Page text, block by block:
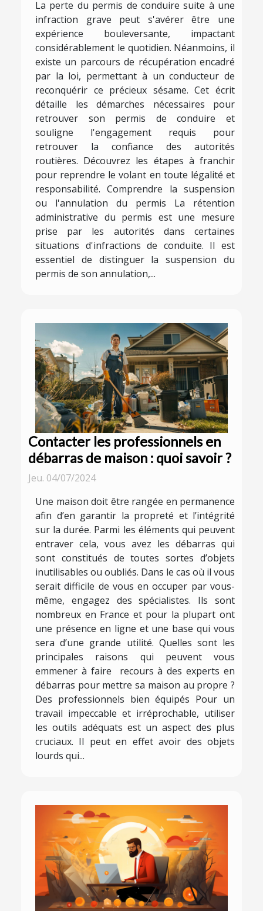
La perte du permis de conduire suite à une
infraction grave peut s'avérer être une
expérience bouleversante, impactant
considérablement le quotidien. Néanmoins, il
existe un parcours de récupération encadré
par la loi, permettant à un conducteur de
reconquérir ce précieux sésame. Cet écrit
détaille les démarches nécessaires pour
retrouver son permis de conduire et
souligne l'engagement requis pour
retrouver la confiance des autorités
routières. Découvrez les étapes à franchir
pour reprendre le volant en toute légalité et
responsabilité. Comprendre la suspension
ou l'annulation du permis La rétention
administrative du permis est une mesure
prise par les autorités dans certaines
situations d'infractions de conduite. Il est
essentiel de distinguer la suspension du
permis de son annulation,...
Contacter les professionnels en
débarras de maison : quoi savoir ?
Jeu. 04/07/2024
Une maison doit être rangée en permanence
afin d’en garantir la propreté et l’intégrité
sur la durée. Parmi les éléments qui peuvent
entraver cela, vous avez les débarras qui
sont constitués de toutes sortes d’objets
inutilisables ou oubliés. Dans le cas où il vous
serait difficile de vous en occuper par vous-
même, engagez des spécialistes. Ils sont
nombreux en France et pour la plupart ont
une présence en ligne et une base qui vous
sera d’une grande utilité. Quelles sont les
principales raisons qui peuvent vous
emmener à faire recours à des experts en
débarras pour mettre sa maison au propre ?
Des professionnels bien équipés Pour un
travail impeccable et irréprochable, utiliser
les outils adéquats est un aspect des plus
cruciaux. Il peut en effet avoir des objets
lourds qui...